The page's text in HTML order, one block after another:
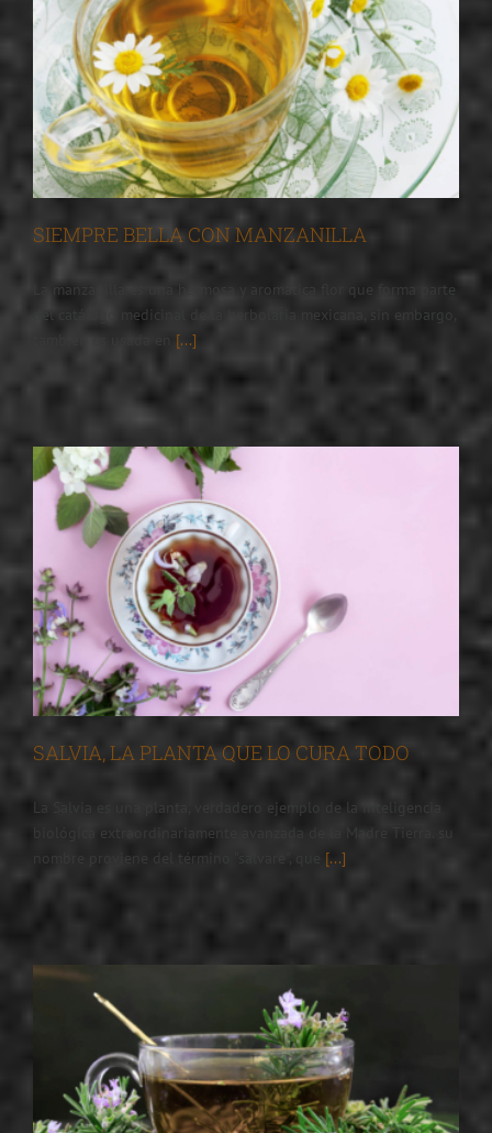
SIEMPRE BELLA CON MANZANILLA
La manzanilla es una hermosa y aromática flor que forma parte
del catálogo medicinal de la herbolaria mexicana, sin embargo,
[...]
SALVIA, LA PLANTA QUE LO CURA TODO
La Salvia es una planta, verdadero ejemplo de la inteligencia
biológica extraordinariamente avanzada de la Madre Tierra. su
nombre proviene del término "salvare", que [...]